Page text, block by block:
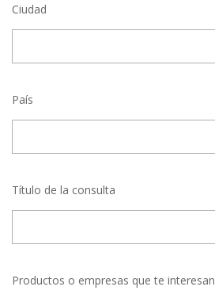
Ciudad
País
Título de la consulta
Productos o empresas que te interesan